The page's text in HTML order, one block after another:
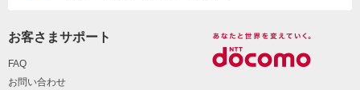
お客さまサポート
FAQ
お問い合わせ